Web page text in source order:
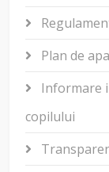
Plan de
Informare
copilului